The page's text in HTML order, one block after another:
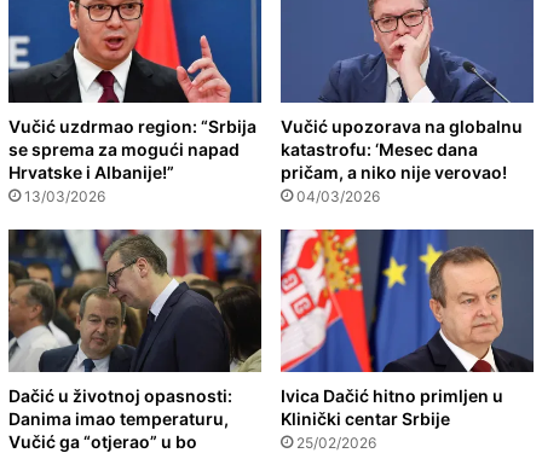
Vučić uzdrmao region: “Srbija
se sprema za mogući napad
Hrvatske i Albanije!”
13/03/2026
Vučić upozorava na globalnu
katastrofu: ‘Mesec dana
pričam, a niko nije verovao!
04/03/2026
Dačić u životnoj opasnosti:
Danima imao temperaturu,
Vučić ga “otjerao” u bo
Ivica Dačić hitno primljen u
Klinički centar Srbije
25/02/2026